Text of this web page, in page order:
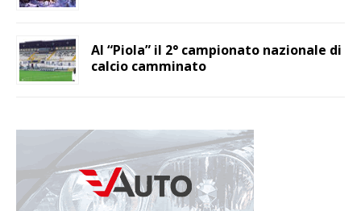
Al “Piola” il 2° campionato nazionale di
calcio camminato